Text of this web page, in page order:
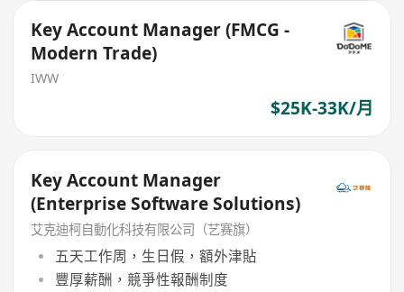
Key Account Manager (FMCG -
Modern Trade)
IWW
$25K-33K/月
Key Account Manager
(Enterprise Software Solutions)
艾克迪柯自動化科技有限公司（艺赛旗）
五天工作周，生日假，額外津貼
豐厚薪酬，競爭性報酬制度